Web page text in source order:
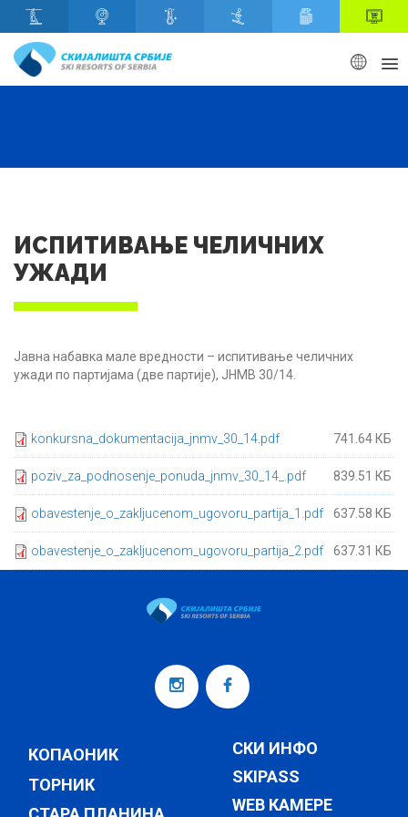
Скип то маин content
ИСПИТИВАЊЕ ЧЕЛИЧНИХ
УЖАДИ
Јавна набавка мале вредности – испитивање челичних
ужади по партијама (две партије), ЈНМВ 30/14.
konkursna_dokumentacija_jnmv_30_14.pdf 741.64 КБ
poziv_za_podnosenje_ponuda_jnmv_30_14_.pdf 839.51 КБ
obavestenje_o_zakljucenom_ugovoru_partija_1.pdf 637.58 КБ
obavestenje_o_zakljucenom_ugovoru_partija_2.pdf 637.31 КБ
КОПАОНИК
ТОРНИК
СКИ ИНФО
SKIPASS
WEB КАМЕРЕ